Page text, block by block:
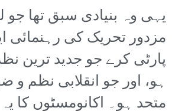
یہی وہ بنیادی سبق تھا جو
مزدور تحریک کی رہنمائی
پارٹی کرے جو جدید ترین
ہو، اور جو انقلابی نظم
متحد ہو۔ اکانومسٹوں کا